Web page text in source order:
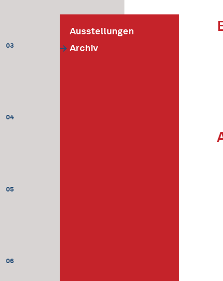
03
04
05
06
Ausstellungen
Archiv